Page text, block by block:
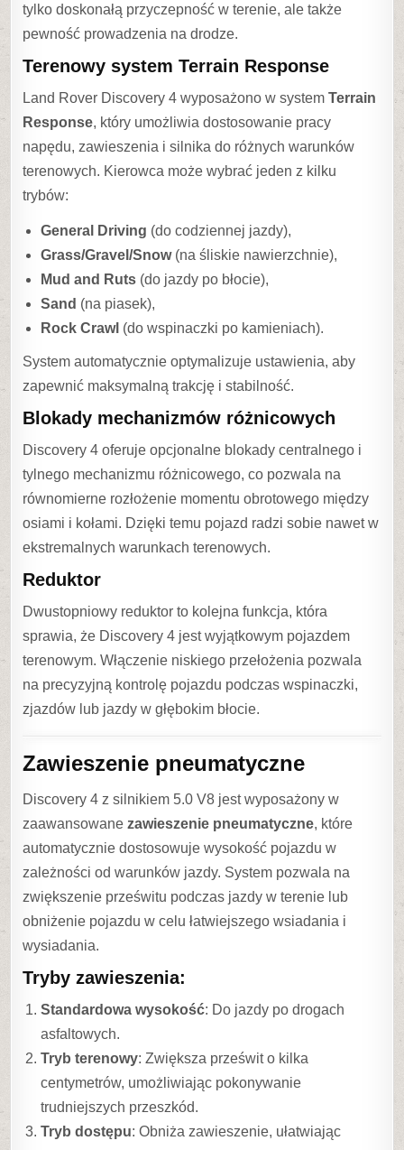
tylko doskonałą przyczepność w terenie, ale także
pewność prowadzenia na drodze.
Terenowy system Terrain Response
Land Rover Discovery 4 wyposażono w systemTerrain
Response, który umożliwia dostosowanie pracy
napędu, zawieszenia i silnika do różnych warunków
terenowych. Kierowca może wybrać jeden z kilku
trybów:
General Driving (do codziennej jazdy),
Grass/Gravel/Snow(na śliskie nawierzchnie),
Mud and Ruts (do jazdy po błocie),
Sand (na piasek),
Rock Crawl (do wspinaczki po kamieniach).
System automatycznie optymalizuje ustawienia, aby
zapewnić maksymalną trakcję i stabilność.
Blokady mechanizmów różnicowych
Discovery 4 oferuje opcjonalne blokady centralnego i
tylnego mechanizmu różnicowego, co pozwala na
równomierne rozłożenie momentu obrotowego między
osiami i kołami. Dzięki temu pojazd radzi sobie nawet w
ekstremalnych warunkach terenowych.
Reduktor
Dwustopniowy reduktor to kolejna funkcja, która
sprawia, że Discovery 4 jest wyjątkowym pojazdem
terenowym. Włączenie niskiego przełożenia pozwala
na precyzyjną kontrolę pojazdu podczas wspinaczki,
zjazdów lub jazdy w głębokim błocie.
Zawieszenie pneumatyczne
Discovery 4 z silnikiem 5.0 V8 jest wyposażony w
zaawansowanezawieszenie pneumatyczne, które
automatycznie dostosowuje wysokość pojazdu w
zależności od warunków jazdy. System pozwala na
zwiększenie prześwitu podczas jazdy w terenie lub
obniżenie pojazdu w celu łatwiejszego wsiadania i
wysiadania.
Tryby zawieszenia:
Standardowa wysokość: Do jazdy po drogach
asfaltowych.
Tryb terenowy: Zwiększa prześwit o kilka
centymetrów, umożliwiając pokonywanie
trudniejszych przeszkód.
Tryb dostępu: Obniża zawieszenie, ułatwiając